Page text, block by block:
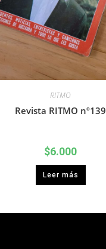
RITMO
Revista RITMO nº139
$6.000
Leer más